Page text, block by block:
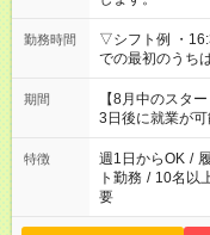
勤務時間
▽シフト例 ・
での最初のうちは日勤か
今ご覧のお仕事
時間。 合計で
期間
【8月中のスタ
3日後に就業が可
特徴 週1日からOK /
ト勤務 / 10名以
要